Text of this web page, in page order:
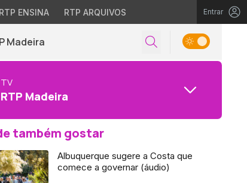
RTP ENSINA RTP ARQUIVOS Entrar
Madeira
TV
RTP Madeira
também gostar
Albuquerque sugere a Costa que
comece a governar (áudio)